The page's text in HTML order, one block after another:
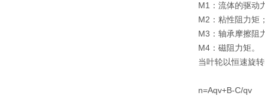
M1：流体的驱动
M2：粘性阻力矩
M3：轴承摩擦阻
M4：磁阻力矩。
当叶轮以恒速旋
n=Aqv+B-